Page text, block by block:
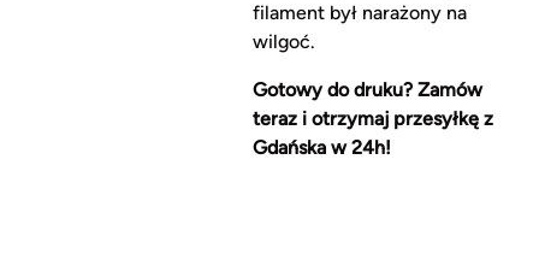
filament był narażony na
wilgoć.
Gotowy do druku? Zamów
teraz i otrzymaj przesyłkę z
Gdańska w 24h!